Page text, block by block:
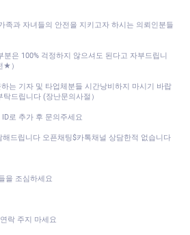
족과 자녀들의 안전을 지키고자 하시는 의뢰인분들
은 100% 걱정하지 않으셔도 된다고 자부드립니
★）
는 기자 및 타업체분들 시간낭비하지 마시기 바랍
드립니다 (장난문의사절）
로 추가 후 문의주세요
드립니다 오픈채팅$카톡채널 상담한적 없습니다
을 조심하세요
연락 주지 마세요